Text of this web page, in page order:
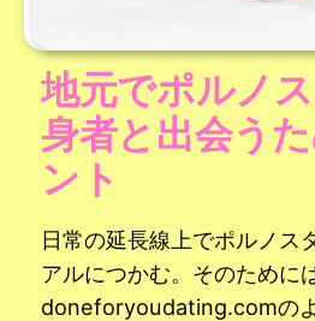
地元でポルノ
身者と出会う
ント
日常の延長線上でポルノス
アルにつかむ。そのためには
doneforyoudating.comの